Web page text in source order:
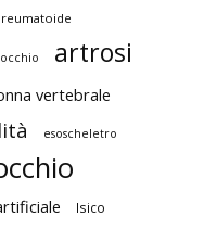
artrosi
vertebrale
esoscheletro
Isico